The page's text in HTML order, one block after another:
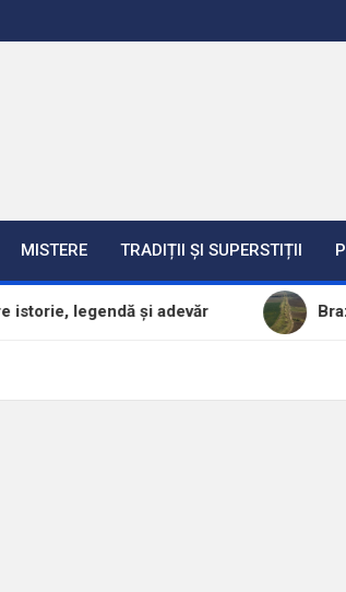
MISTERE TRADIȚII ȘI SUPERSTIȚII
legendă și adevăr Brazda